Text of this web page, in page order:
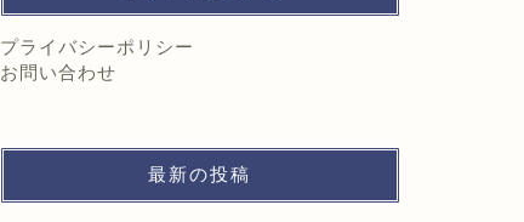
プライバシーポリシー
お問い合わせ
最新の投稿